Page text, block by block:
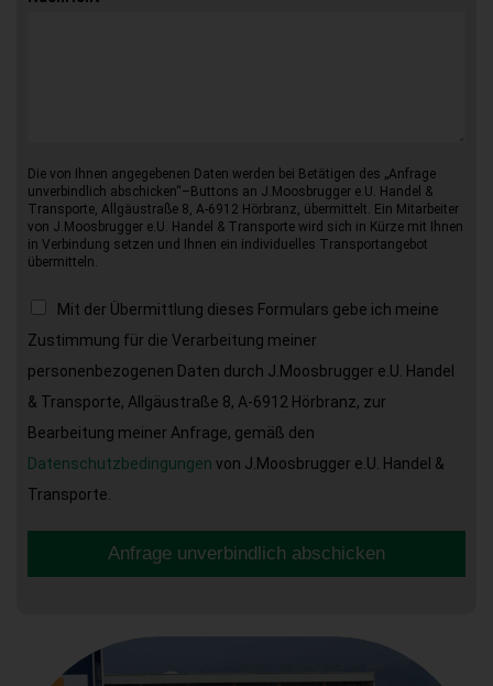
Die von Ihnen angegebenen Daten werden bei Betätigen des „Anfrage
unverbindlich abschicken“–Buttons an J.Moosbrugger e.U. Handel &
Transporte, Allgäustraße 8, A-6912 Hörbranz, übermittelt. Ein Mitarbeiter
von J.Moosbrugger e.U. Handel & Transporte wird sich in Kürze mit Ihnen
in Verbindung setzen und Ihnen ein individuelles Transportangebot
übermitteln.
Mit der Übermittlung dieses Formulars gebe ich meine
Zustimmung für die Verarbeitung meiner
personenbezogenen Daten durch J.Moosbrugger e.U. Handel
& Transporte, Allgäustraße 8, A-6912 Hörbranz, zur
Bearbeitung meiner Anfrage, gemäß den
Datenschutzbedingungen von J.Moosbrugger e.U. Handel &
Transporte.
Anfrage unverbindlich abschicken